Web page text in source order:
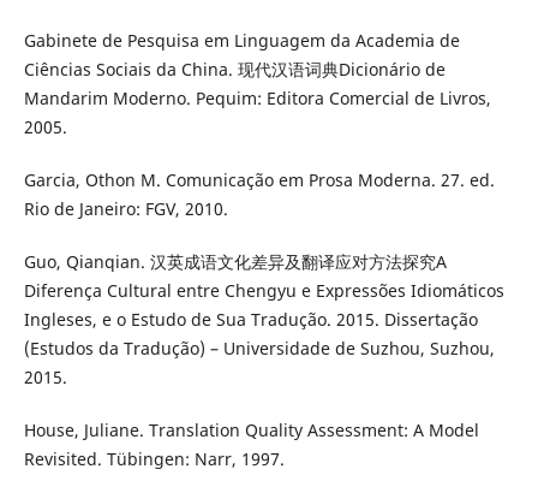
Gabinete de Pesquisa em Linguagem da Academia de
Ciências Sociais da China. 现代汉语词典Dicionário de
Mandarim Moderno. Pequim: Editora Comercial de Livros,
2005.
Garcia, Othon M. Comunicação em Prosa Moderna. 27. ed.
Rio de Janeiro: FGV, 2010.
Guo, Qianqian. 汉英成语文化差异及翻译应对方法探究A
Diferença Cultural entre Chengyu e Expressões Idiomáticos
Ingleses, e o Estudo de Sua Tradução. 2015. Dissertação
(Estudos da Tradução) – Universidade de Suzhou, Suzhou,
2015.
House, Juliane. Translation Quality Assessment: A Model
Revisited. Tübingen: Narr, 1997.